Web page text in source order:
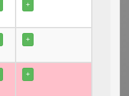
+
+
+